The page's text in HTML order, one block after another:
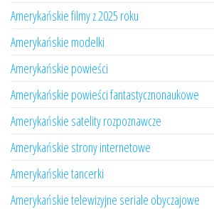
Amerykańskie filmy z 2025 roku
Amerykańskie modelki
Amerykańskie powieści
Amerykańskie powieści fantastycznonaukowe
Amerykańskie satelity rozpoznawcze
Amerykańskie strony internetowe
Amerykańskie tancerki
Amerykańskie telewizyjne seriale obyczajowe